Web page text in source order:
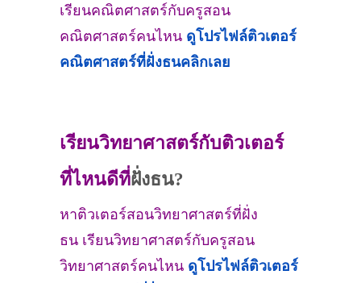
เรียนคณิตศาสตร์กับครูสอน
คณิตศาสตร์คนไหน ดูโปรไฟล์ติวเตอร์
คณิตศาสตร์ที่ฝั่งธนคลิกเลย
เรียนวิทยาศาสตร์กับติวเตอร์
ที่ไหนดีที่ฝั่งธน?
หาติวเตอร์สอนวิทยาศาสตร์ที่ฝั่ง
ธน เรียนวิทยาศาสตร์กับครูสอน
วิทยาศาสตร์คนไหน ดูโปรไฟล์ติวเตอร์